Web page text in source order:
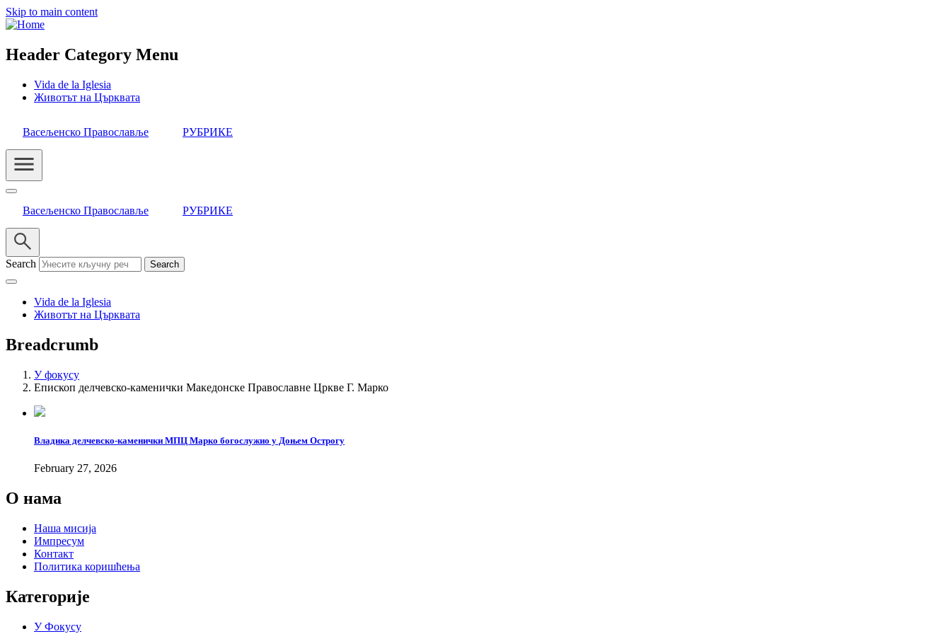
Skip to main content
Header Category Menu
Vida de la Iglesia
Животът на Църквата
Васељенско Православље РУБРИКЕ
Васељенско Православље РУБРИКЕ
Search
Vida de la Iglesia
Животът на Църквата
Breadcrumb
У фокусу
Епископ делчевско-каменички Македонске Православне Цркве Г. Марко
Владика делчевско-каменички МПЦ Марко богослужио у Доњем Острогу
February 27, 2026
О нама
Наша мисија
Импресум
Контакт
Политика коришћења
Категорије
У Фокусу